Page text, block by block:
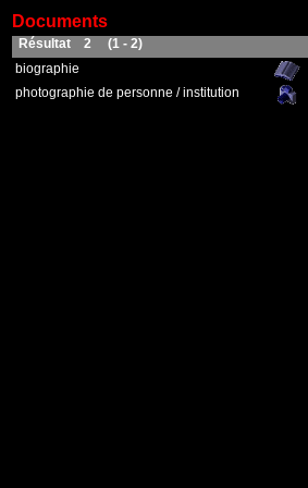
Documents
Résultat 2 (1 - 2)
biographie
photographie de personne / institution